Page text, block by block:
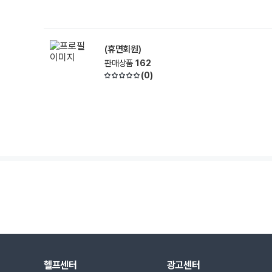
(휴면회원)
판매상품 162
(0)
헬프센터 광고센터